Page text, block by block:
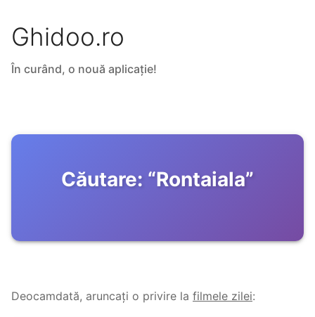
Ghidoo.ro
În curând, o nouă aplicație!
Căutare: “Rontaiala”
Deocamdată, aruncați o privire la filmele zilei: